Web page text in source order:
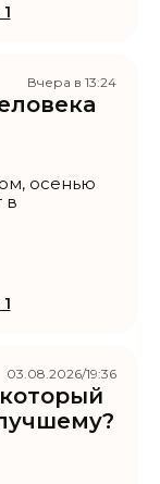
осенью
в
Вчера в 13:24
03.08.2026/19:36